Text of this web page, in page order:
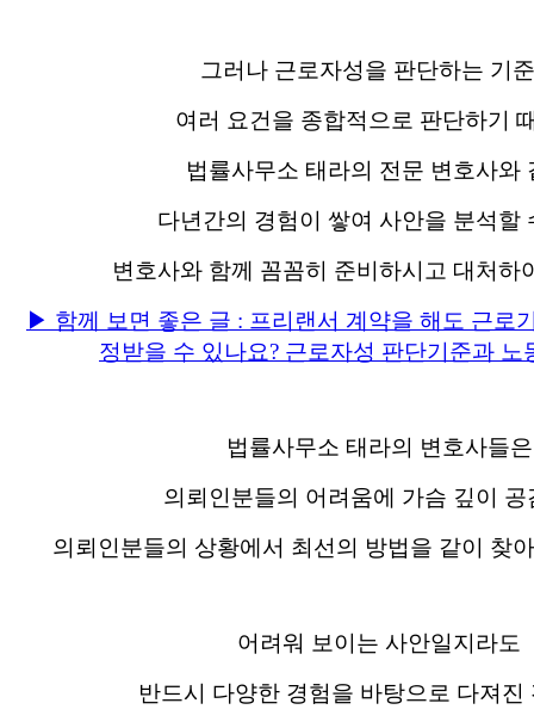
그러나 근로자성을 판단하는 기
여러 요건을 종합적으로 판단하기
법률사무소 태라의 전문 변호사와
다년간의 경험이 쌓여 사안을 분석할
변호사와 함께 꼼꼼히 준비하시고 대처하
▶ 함께 보면 좋은 글 : 프리랜서 계약을 해도 근로
정받을 수 있나요? 근로자성 판단기준과 노
법률사무소 태라의 변호사들은
의뢰인분들의 어려움에 가슴 깊이 공
의뢰인분들의 상황에서 최선의 방법을 같이 찾
어려워 보이는 사안일지라도
반드시 다양한 경험을 바탕으로 다져진